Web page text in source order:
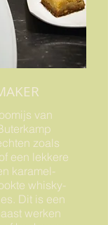
van
zoals
een lekkere
karamel-
whisky-
Dit is een
werken